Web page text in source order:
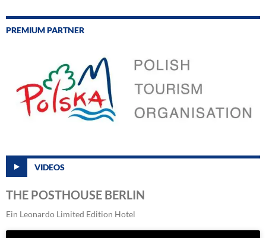
PREMIUM PARTNER
VIDEOS
THE POSTHOUSE BERLIN
Ein Leonardo Limited Edition Hotel